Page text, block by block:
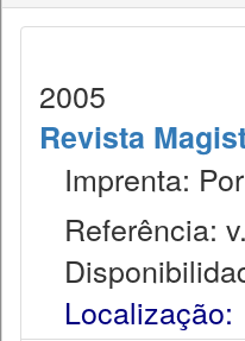
2005
Revista
Imprenta:
Referência:
Localização: